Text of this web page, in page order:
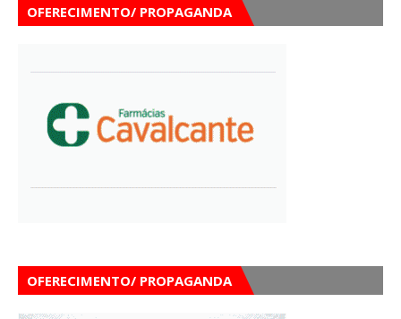
OFERECIMENTO/ PROPAGANDA
OFERECIMENTO/ PROPAGANDA